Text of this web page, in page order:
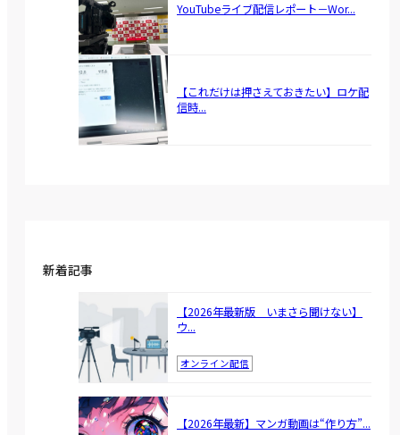
YouTubeライブ配信レポート－Wor...
【これだけは押さえておきたい】ロケ配
信時...
新着記事
【2026年最新版 いまさら聞けない】
ウ...
オンライン配信
【2026年最新】マンガ動画は“作り方”...